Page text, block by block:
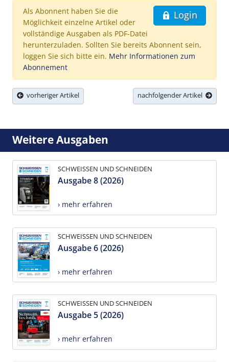
Login
Als Abonnent haben Sie die
Möglichkeit einzelne Artikel oder
vollständige Ausgaben als PDF-Datei
herunterzuladen. Sollten Sie bereits Abonnent sein,
loggen Sie sich bitte ein. Mehr Informationen zum
Abonnement
vorheriger Artikel nachfolgender Artikel
Weitere Ausgaben
SCHWEISSEN UND SCHNEIDEN
Ausgabe 8 (2026)
› mehr erfahren
SCHWEISSEN UND SCHNEIDEN
Ausgabe 6 (2026)
› mehr erfahren
SCHWEISSEN UND SCHNEIDEN
Ausgabe 5 (2026)
› mehr erfahren